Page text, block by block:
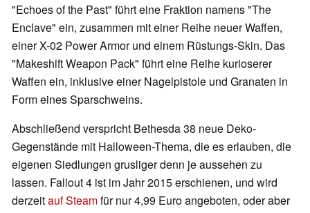
"Echoes of the Past" führt eine Fraktion namens "The
Enclave" ein, zusammen mit einer Reihe neuer Waffen,
einer X-02 Power Armor und einem Rüstungs-Skin. Das
"Makeshift Weapon Pack" führt eine Reihe kurioserer
Waffen ein, inklusive einer Nagelpistole und Granaten in
Form eines Sparschweins.
Abschließend verspricht Bethesda 38 neue Deko-
Gegenstände mit Halloween-Thema, die es erlauben, die
eigenen Siedlungen grusliger denn je aussehen zu
lassen. Fallout 4 ist im Jahr 2015 erschienen, und wird
derzeitauf Steamfür nur 4,99 Euro angeboten, oder aber